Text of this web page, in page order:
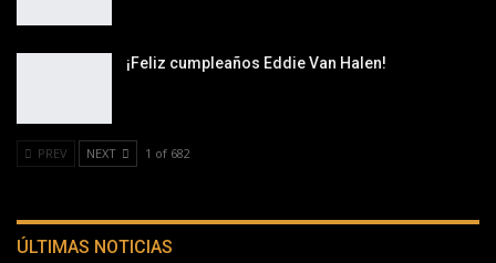
¡Feliz cumpleaños Eddie Van Halen!
PREV NEXT 1 of 682
ÚLTIMAS NOTICIAS